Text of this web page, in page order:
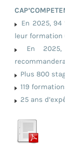
En 2025,
leur
En 2025,
Plus 800
119
25 ans